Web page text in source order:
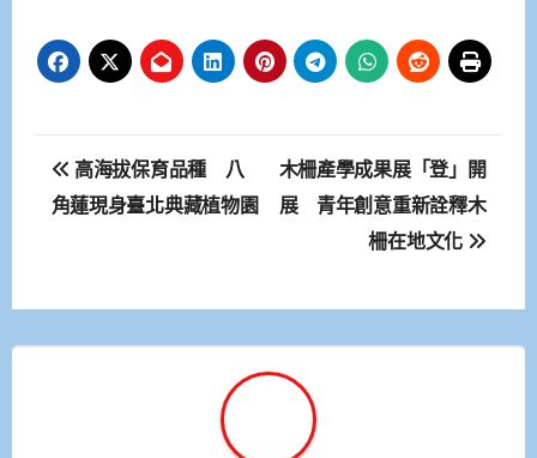
文
章
覽
高海拔保育品種 八
角蓮現身臺北典藏植物園
木柵產學成果展「登」開
展 青年創意重新詮釋木
柵在地文化